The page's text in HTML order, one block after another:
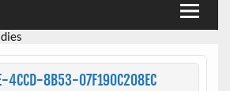
4CCD-8B53-07F190C208EC